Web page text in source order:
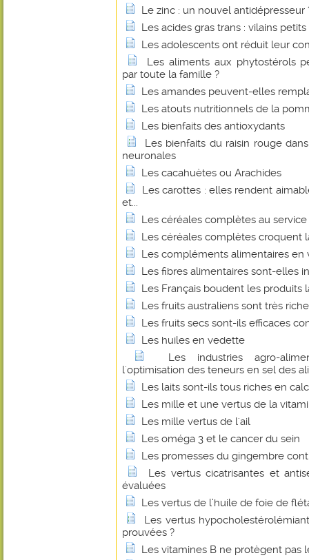
Le zinc : un nouvel antidépresseur
Les acides gras trans : vilains
Les adolescents ont réduit leur
Les aliments aux phytostérols
par toute la famille ?
Les amandes peuvent-elles
Les atouts nutritionnels de la
Les bienfaits des antioxydants
Les bienfaits du raisin rouge
neuronales
Les cacahuètes ou Arachides
Les carottes : elles rendent
et...
Les céréales complètes au
Les céréales complètes croquent
Les compléments alimentaires en
Les fibres alimentaires sont-elles
Les Français boudent les produits
Les fruits australiens sont très
Les fruits secs sont-ils efficaces
Les huiles en vedette
Les industries agro-
l'optimisation des teneurs en sel des
Les laits sont-ils tous riches en
Les mille et une vertus de la
Les mille vertus de l'ail
Les oméga 3 et le cancer du sein
Les promesses du gingembre
Les vertus cicatrisantes et
évaluées
Les vertus de l’huile de foie de
Les vertus
prouvées ?
Les vitamines B ne protègent pas